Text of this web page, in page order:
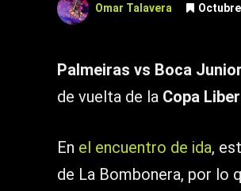
Omar Talavera
Palmeiras vs Boca
de vuelta de la Copa
En el encuentro de ida,
de La Bombonera, por lo